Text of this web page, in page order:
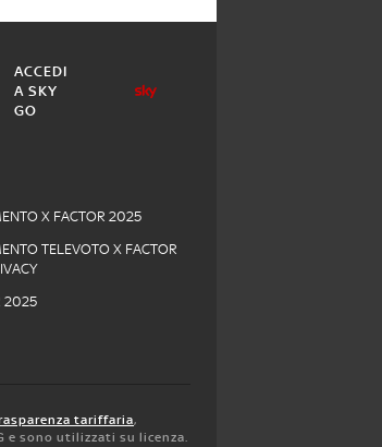
ACCEDI
A SKY
GO
X FACTOR 2025
TELEVOTO X FACTOR
2025
tariffaria,
sono utilizzati su licenza.